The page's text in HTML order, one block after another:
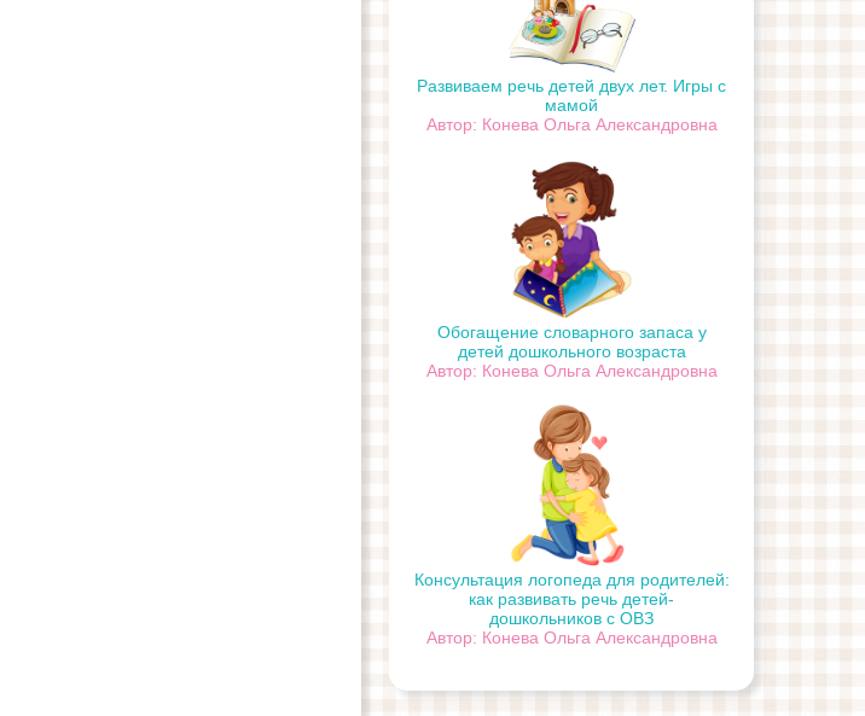
Развиваем речь детей двух лет. Игры с
мамой
Автор: Конева Ольга Александровна
Обогащение словарного запаса у
детей дошкольного возраста
Автор: Конева Ольга Александровна
Консультация логопеда для родителей:
как развивать речь детей-
дошкольников с ОВЗ
Автор: Конева Ольга Александровна